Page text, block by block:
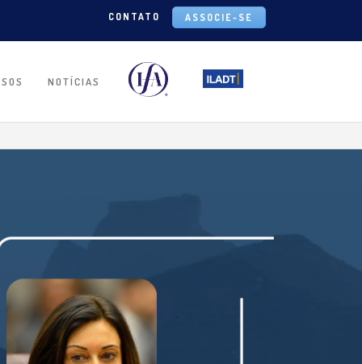
CONTATO ASSOCIE-SE
NOTÍCIAS